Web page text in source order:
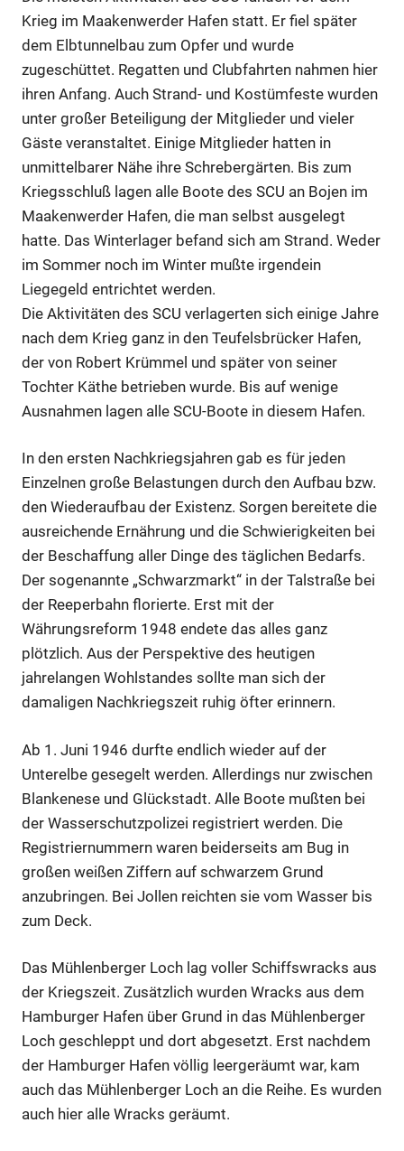
Krieg im Maakenwerder Hafen statt. Er fiel später
dem Elbtunnelbau zum Opfer und wurde
zugeschüttet. Regatten und Clubfahrten nahmen hier
ihren Anfang. Auch Strand- und Kostümfeste wurden
unter großer Beteiligung der Mitglieder und vieler
Gäste veranstaltet. Einige Mitglieder hatten in
unmittelbarer Nähe ihre Schrebergärten. Bis zum
Kriegsschluß lagen alle Boote des SCU an Bojen im
Maakenwerder Hafen, die man selbst ausgelegt
hatte. Das Winterlager befand sich am Strand. Weder
im Sommer noch im Winter mußte irgendein
Liegegeld entrichtet werden.
Die Aktivitäten des SCU verlagerten sich einige Jahre
nach dem Krieg ganz in den Teufelsbrücker Hafen,
der von Robert Krümmel und später von seiner
Tochter Käthe betrieben wurde. Bis auf wenige
Ausnahmen lagen alle SCU-Boote in diesem Hafen.
In den ersten Nachkriegsjahren gab es für jeden
Einzelnen große Belastungen durch den Aufbau bzw.
den Wiederaufbau der Existenz. Sorgen bereitete die
ausreichende Ernährung und die Schwierigkeiten bei
der Beschaffung aller Dinge des täglichen Bedarfs.
Der sogenannte „Schwarzmarkt“ in der Talstraße bei
der Reeperbahn florierte. Erst mit der
Währungsreform 1948 endete das alles ganz
plötzlich. Aus der Perspektive des heutigen
jahrelangen Wohlstandes sollte man sich der
damaligen Nachkriegszeit ruhig öfter erinnern.
Ab 1. Juni 1946 durfte endlich wieder auf der
Unterelbe gesegelt werden. Allerdings nur zwischen
Blankenese und Glückstadt. Alle Boote mußten bei
der Wasserschutzpolizei registriert werden. Die
Registriernummern waren beiderseits am Bug in
großen weißen Ziffern auf schwarzem Grund
anzubringen. Bei Jollen reichten sie vom Wasser bis
zum Deck.
Das Mühlenberger Loch lag voller Schiffswracks aus
der Kriegszeit. Zusätzlich wurden Wracks aus dem
Hamburger Hafen über Grund in das Mühlenberger
Loch geschleppt und dort abgesetzt. Erst nachdem
der Hamburger Hafen völlig leergeräumt war, kam
auch das Mühlenberger Loch an die Reihe. Es wurden
auch hier alle Wracks geräumt.